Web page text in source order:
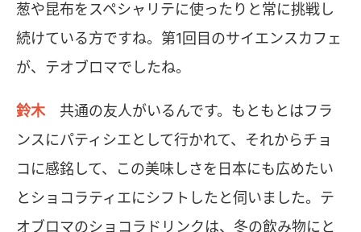
葱や昆布をスペシャリテに使ったりと常に挑戦し
続けている方ですね。第1回目のサイエンスカフェ
が、テオブロマでしたね。
鈴木
共通の友人がいるんです。もともとはフラ
ンスにパティシエとして行かれて、それからチョ
コに感銘して、この美味しさを日本にも広めたい
とショコラティエにシフトしたと伺いました。テ
オブロマのショコラドリンクは、冬の飲み物にと